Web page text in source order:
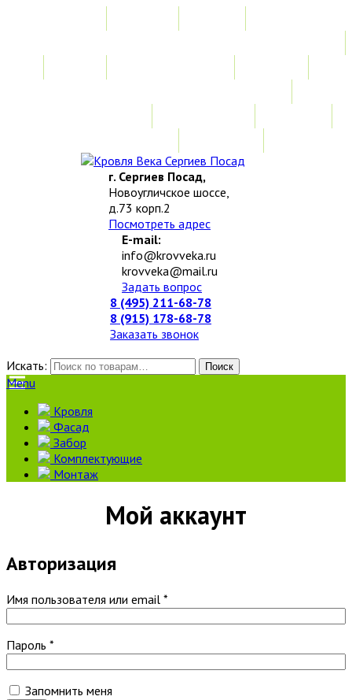
г. Сергиев Посад,
Новоугличское шоссе,
д.73 корп.2
Посмотреть адрес
E-mail:
info@krovveka.ru
krovveka@mail.ru
Задать вопрос
8 (495) 211-68-78
8 (915) 178-68-78
Заказать звонок
Искать:
Поиск
Menu
Кровля
Фасад
Забор
Комплектующие
Монтаж
Мой аккаунт
Авторизация
Имя пользователя или email *
Пароль *
Запомнить меня